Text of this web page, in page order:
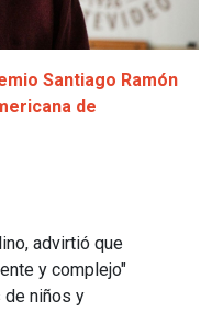
Santiago Ramón
de
advirtió que
y complejo"
de niños y